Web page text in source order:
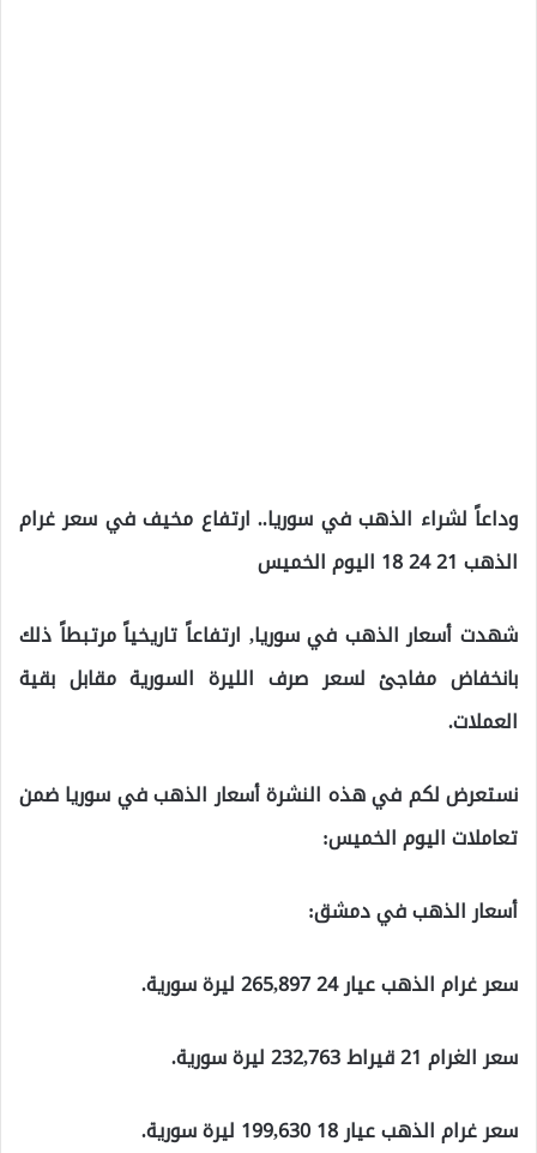
وداعاً لشراء الذهب في سوريا.. ارتفاع مخيف في سعر غرام
الذهب 21 24 18 اليوم الخميس
شهدت أسعار الذهب في سوريا, ارتفاعاً تاريخياً مرتبطاً ذلك
بانخفاض مفاجئ لسعر صرف الليرة السورية مقابل بقية
العملات.
نستعرض لكم في هذه النشرة أسعار الذهب في سوريا ضمن
تعاملات اليوم الخميس:
أسعار الذهب في دمشق:
سعر غرام الذهب عيار 24 265,897 ليرة سورية.
سعر الغرام 21 قيراط 232,763 ليرة سورية.
سعر غرام الذهب عيار 18 199,630 ليرة سورية.